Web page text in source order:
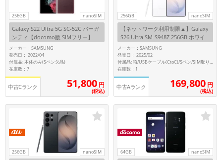
256GB nanoSIM
Galaxy S22 Ultra 5G SC-52C バーガ
ンティ【docomo版 SIMフリー】
メーカー：SAMSUNG
発売日： 2022/04
付属品: 本体のみ(Sペン欠品)
在庫数：7
中古Cランク 51,800 円
(税込)
256GB nanoSIM
【ネットワーク利用制限▲】Galaxy
S26 Ultra SM-S948Z 256GB ホワイ
ト【SoftBank版 SIMフリー】
メーカー：SAMSUNG
発売日： 2025/02
付属品: 箱/USBケーブル(CtoC)/Sペン/SIM取り出し用ピン/マニュアル
在庫数：1
中古Aランク 169,800 円
(税込)
256GB nanoSIM 64GB nanoSIM